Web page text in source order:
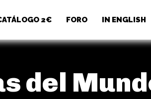
2€ FORO IN ENGLISH
del